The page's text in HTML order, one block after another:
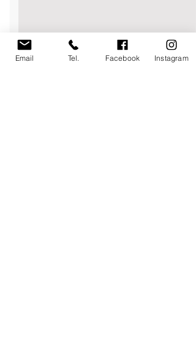
Email Tel. Facebook Instagram